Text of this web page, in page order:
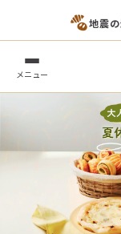
地震
メニュー